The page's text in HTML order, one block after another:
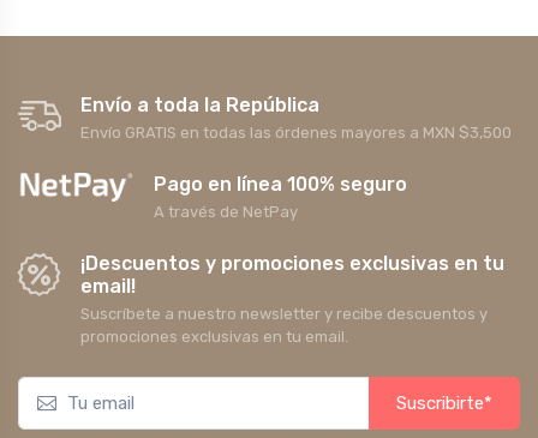
Envío a toda la República
Envío GRATIS en todas las órdenes mayores a MXN $3,500
Pago en línea 100% seguro
A través de NetPay
¡Descuentos y promociones exclusivas en tu
email!
Suscríbete a nuestro newsletter y recibe descuentos y
promociones exclusivas en tu email.
Suscribirte*